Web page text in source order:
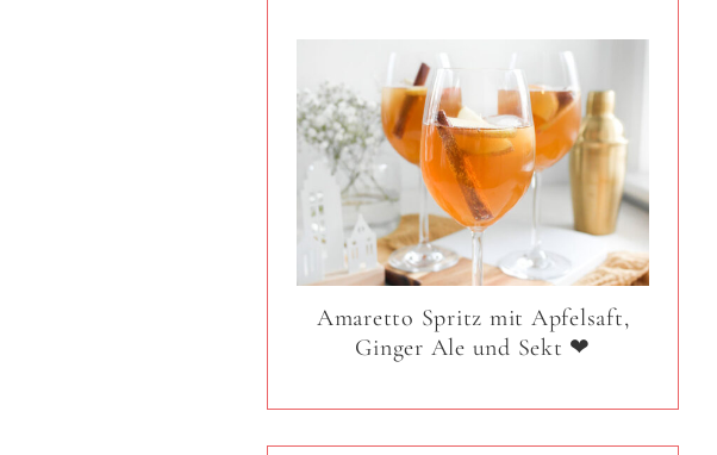
Amaretto Spritz mit Apfelsaft,
Ginger Ale und Sekt ❤